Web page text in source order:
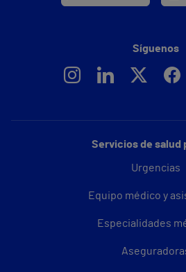
Servicios de salud
Urgencias
Equipo médico y
Especialidades
Síguenos